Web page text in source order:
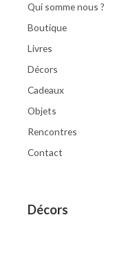
Qui somme nous ?
Boutique
Livres
Décors
Cadeaux
Objets
Rencontres
Contact
Décors